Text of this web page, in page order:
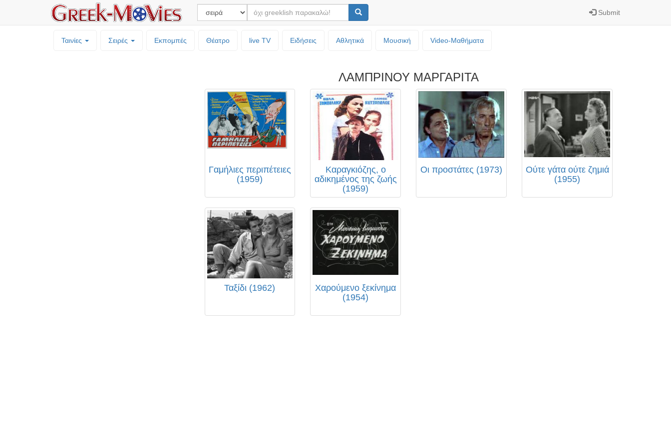
Submit
Ταινίες Σειρές Εκπομπές Θέατρο live TV Ειδήσεις Αθλητικά Μουσική Video-Mαθήματα
ΛΑΜΠΡΙΝΟΥ ΜΑΡΓΑΡΙΤΑ
Γαμήλιες περιπέτειες
(1959)
Καραγκιόζης, ο
αδικημένος της ζωής
(1959)
Οι προστάτες (1973)
Ούτε γάτα ούτε ζημιά
(1955)
Ταξίδι (1962)
Χαρούμενο ξεκίνημα
(1954)